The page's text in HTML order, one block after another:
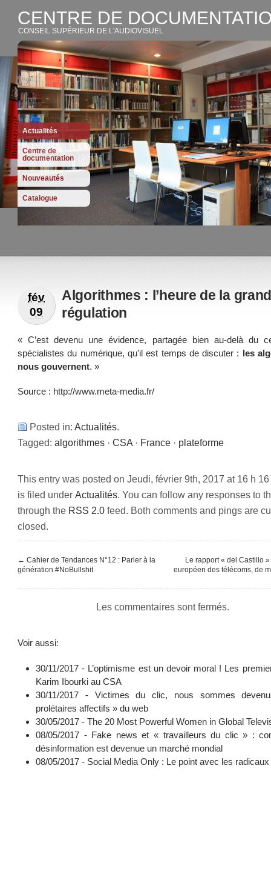
CENTRE DE
CONSEIL SUPÉRIEUR DE L'AUDIOVISUEL
Actualités
Centre de
documentation
Nouveautés
Catalogue
fév
09
Algorithmes : l’heure de la
régulation
« C’est devenu une évidence, partagée bien au-delà du
spécialistes du numérique, qu’il est temps de discuter : les
nous gouvernent. »
Source : http://www.meta-media.fr/
Posted in: Actualités.
Tagged: algorithmes · CSA · France · plateforme
This entry was posted on Jeudi, février 9th, 2017 at 16 h
is filed under Actualités. You can follow any responses to
through the RSS 2.0 feed. Both comments and pings are
closed.
← Cahier de Tendances N°12 : Parler à la
génération #NoBullshit
Le rapport « del Castillo
européen des télécoms, de
Les commentaires sont fermés.
Voir aussi:
30/11/2017 - L’optimisme est un devoir moral ! Les
Karim Ibourki au CSA
30/11/2017 - Victimes du clic, nous sommes
prolétaires affectifs » du web
30/05/2017 - The 20 Most Powerful Women in Global
08/05/2017 - Fake news et « travailleurs du clic » :
désinformation est devenue un marché mondial
08/05/2017 - Social Media Only : Le point avec les radicaux